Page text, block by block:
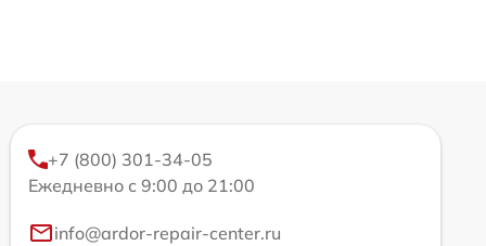
+7 (800) 301-34-05
Ежедневно с 9:00 до 21:00
info@ardor-repair-center.ru